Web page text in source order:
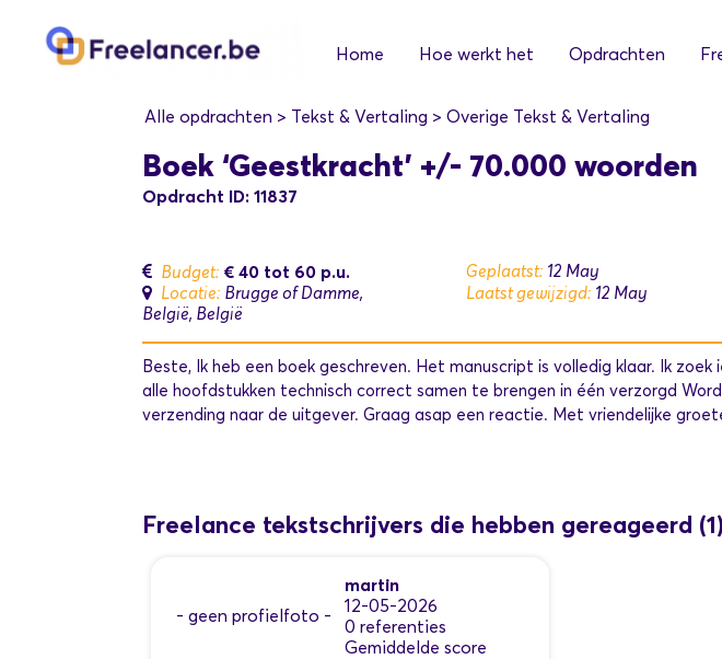
Home Hoe werkt het Opdrachten
Alle opdrachten > Tekst & Vertaling > Overige Tekst & Vertaling
Boek ‘Geestkracht’ +/- 70.000 woorden
Opdracht ID: 11837
Budget: € 40 tot 60 p.u. Geplaatst: 12 May
Locatie: Brugge of Damme,
België, België
Laatst gewijzigd: 12 May
Beste, Ik heb een boek geschreven. Het manuscript is volledig klaar. Ik zoek
alle hoofdstukken technisch correct samen te brengen in één verzorgd
verzending naar de uitgever. Graag asap een reactie. Met vriendelijke
Freelance tekstschrijvers die hebben gereageerd (1)
- geen profielfoto -
martin
12-05-2026
0 referenties
Gemiddelde score